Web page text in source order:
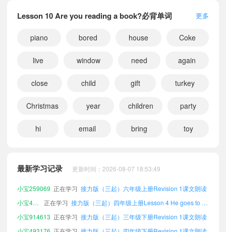
Lesson 10 Are you reading a book?必背单词 更多
piano bored house Coke
live window need again
close child gift turkey
Christmas year children party
hi email bring toy
最新学习记录 更新时间：2026-08-07 18:53:49
小宝399483 正在学习 接力版（三起）四年级上册Revision 2课文朗读
小宝259069 正在学习 接力版（三起）六年级上册Revision 1课文朗读
小宝442470
正在学习
接力版（三起）四年级上册Lesson 4 He goes to school at 7:30.课文朗读
小宝914613 正在学习 接力版（三起）三年级下册Revision 1课文朗读